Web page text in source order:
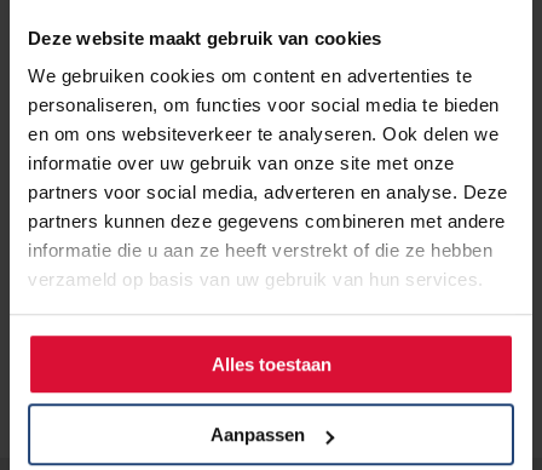
Deze website maakt gebruik van cookies
We gebruiken cookies om content en advertenties te
personaliseren, om functies voor social media te bieden
en om ons websiteverkeer te analyseren. Ook delen we
informatie over uw gebruik van onze site met onze
partners voor social media, adverteren en analyse. Deze
partners kunnen deze gegevens combineren met andere
informatie die u aan ze heeft verstrekt of die ze hebben
verzameld op basis van uw gebruik van hun services.
Alles toestaan
Aanpassen
Met jouw hulp kunnen we mensen
met longkanker blijven helpen
Steun ons en doneer nu!